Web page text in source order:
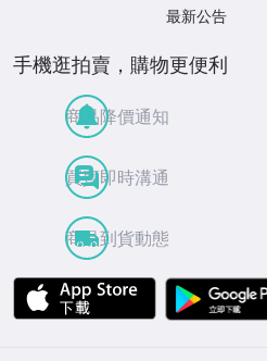
最新公告
手機逛拍賣，購物更便利
商品降價通知
買賣即時溝通
商品到貨動態
APP Store